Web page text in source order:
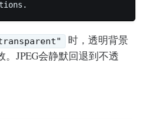
时，透明背景
。JPEG会静默回退到不透